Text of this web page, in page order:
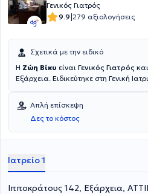
Γενικός Γιατρός
9.9|279 αξιολογήσεις
Σχετικά με την ειδικό
Η Ζώη Βίκυ είναι Γενικός Γιατρός
Εξάρχεια. Ειδικεύτηκε στη Γενική
Σακχαρώδη Διαβήτη στη
(Δ.Ε.Β.Ε). Ακόμη, έχει
Δημόσια Υγεία στη Εθνική Σχολή Δημόσιας Υγείας και εκπαίδευση
στην Επείγουσα Ιατρική από το
Απλή επίσκεψη
Δες το κόστος
Ιατρείο 1
Ιπποκράτους 142, Εξάρχεια,